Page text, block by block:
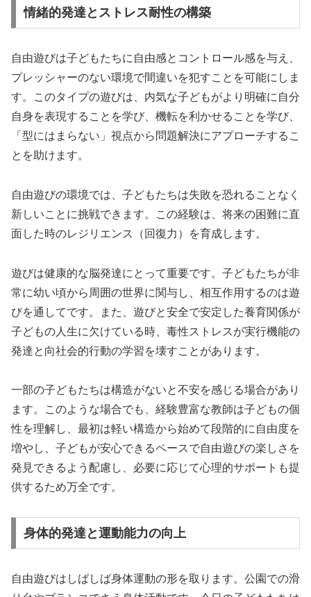
情緒的発達とストレス耐性の構築
自由遊びは子どもたちに自由感とコントロール感を与え、
プレッシャーのない環境で間違いを犯すことを可能にしま
す。このタイプの遊びは、内気な子どもがより明確に自分
自身を表現することを学び、機転を利かせることを学び、
「型にはまらない」視点から問題解決にアプローチするこ
とを助けます。
自由遊びの環境では、子どもたちは失敗を恐れることなく
新しいことに挑戦できます。この経験は、将来の困難に直
面した時のレジリエンス（回復力）を育成します。
遊びは健康的な脳発達にとって重要です。子どもたちが非
常に幼い頃から周囲の世界に関与し、相互作用するのは遊
びを通してです。また、遊びと安全で安定した養育関係が
子どもの人生に欠けている時、毒性ストレスが実行機能の
発達と向社会的行動の学習を壊すことがあります。
一部の子どもたちは構造がないと不安を感じる場合があり
ます。このような場合でも、経験豊富な教師は子どもの個
性を理解し、最初は軽い構造から始めて段階的に自由度を
増やし、子どもが安心できるペースで自由遊びの楽しさを
発見できるよう配慮し、必要に応じて心理的サポートも提
供するため万全です。
身体的発達と運動能力の向上
自由遊びはしばしば身体運動の形を取ります。公園での滑